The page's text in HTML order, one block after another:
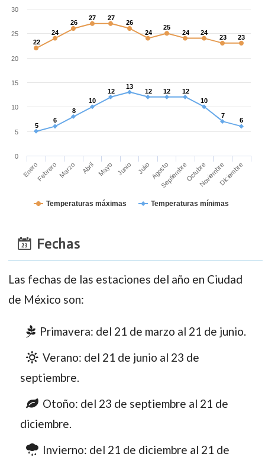
22
22
24
24
26
26
27
27 27
27
26
26
24
24
25
25
24
24 24
24
23
23 23
23
5
5
6
6
8
8
10
10
12
12
13
13
12
12 12
12 12
12
10
10
7
7
6
6
Temperaturas máximas Temperaturas mínimas
EneroFebreroMarzo Abril Mayo Junio Julio AgostoSeptiembreOctubreNoviembreDiciembre
0
5
10
15
20
25
30
Fechas
Las fechas de las estaciones del año en Ciudad
de México son:
Primavera: del 21 de marzo al 21 de junio.
Verano: del 21 de junio al 23 de
septiembre.
Otoño: del 23 de septiembre al 21 de
diciembre.
Invierno: del 21 de diciembre al 21 de